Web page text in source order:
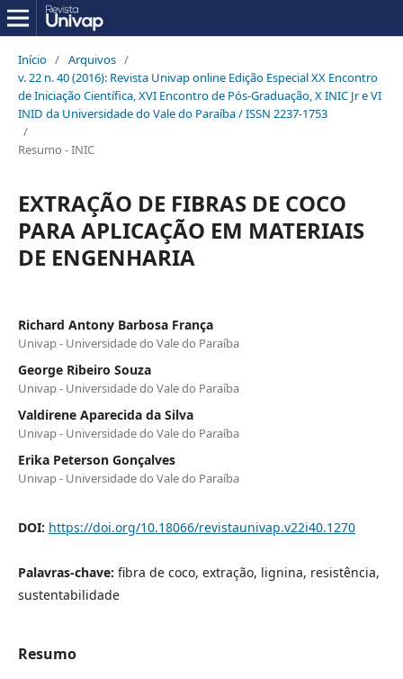
Início / Arquivos /
v. 22 n. 40 (2016): Revista Univap online Edição Especial XX Encontro
de Iniciação Científica, XVI Encontro de Pós-Graduação, X INIC Jr e VI
INID da Universidade do Vale do Paraíba / ISSN 2237-1753
/
Resumo - INIC
EXTRAÇÃO DE FIBRAS DE COCO
PARA APLICAÇÃO EM MATERIAIS
DE ENGENHARIA
Richard Antony Barbosa França
Univap - Universidade do Vale do Paraíba
George Ribeiro Souza
Univap - Universidade do Vale do Paraíba
Valdirene Aparecida da Silva
Univap - Universidade do Vale do Paraíba
Erika Peterson Gonçalves
Univap - Universidade do Vale do Paraíba
DOI: https://doi.org/10.18066/revistaunivap.v22i40.1270
Palavras-chave: fibra de coco, extração, lignina, resistência,
sustentabilidade
Resumo